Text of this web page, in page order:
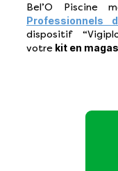
Bel’O Piscine
Professionnels
dispositif
votre kit en